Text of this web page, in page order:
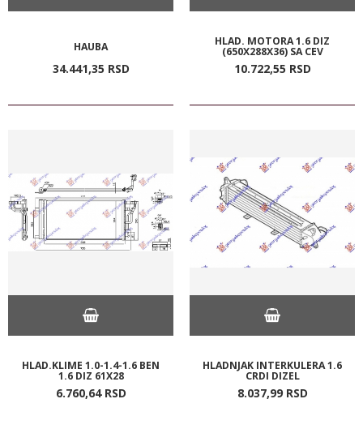
HAUBA
34.441,35 RSD
HLAD. MOTORA 1.6 DIZ
(650X288X36) SA CEV
10.722,55 RSD
HLAD.KLIME 1.0-1.4-1.6 BEN
1.6 DIZ 61X28
6.760,64 RSD
HLADNJAK INTERKULERA 1.6
CRDI DIZEL
8.037,99 RSD